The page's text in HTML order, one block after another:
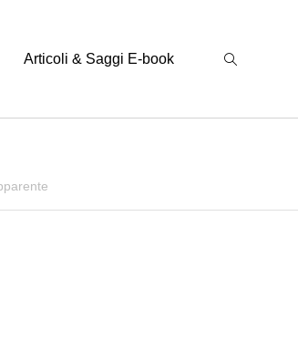
Articoli & Saggi E-book